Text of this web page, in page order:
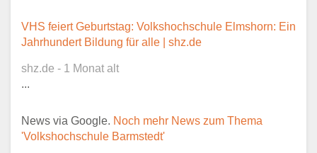
Ansprechpartner*
VHS feiert Geburtstag: Volkshochschule Elmshorn: Ein
Jahrhundert Bildung für alle | shz.de
shz.de - 1 Monat alt
...
News via Google. Noch mehr News zum Thema
'Volkshochschule Barmstedt'